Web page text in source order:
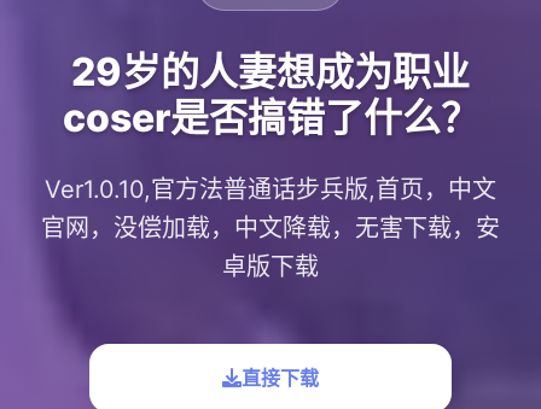
29岁的人妻想成为职业
coser是否搞错了什么？
Ver1.0.10,官方法普通话步兵版,首页，中文
官网，没偿加载，中文降载，无害下载，安
卓版下载
直接下载